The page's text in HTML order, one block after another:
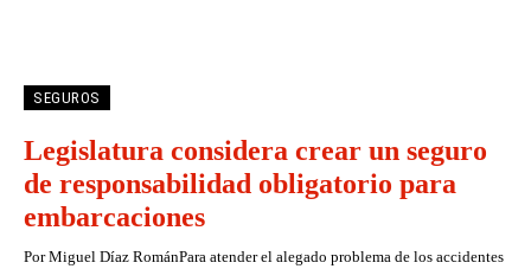
SEGUROS
Legislatura considera crear un seguro
de responsabilidad obligatorio para
embarcaciones
Por Miguel Díaz RománPara atender el alegado problema de los accidentes